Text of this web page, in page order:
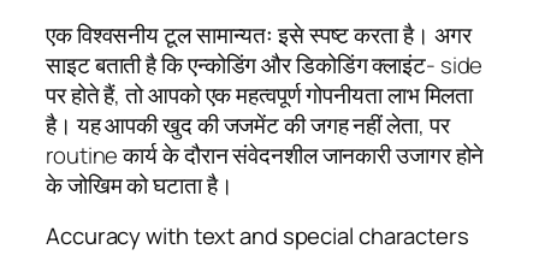
एक विश्वसनीय टूल सामान्यतः इसे स्पष्ट करता है। अगर
साइट बताती है कि एन्कोडिंग और डिकोडिंग क्लाइंट- side
पर होते हैं, तो आपको एक महत्वपूर्ण गोपनीयता लाभ मिलता
है। यह आपकी खुद की जजमेंट की जगह नहीं लेता, पर
routine कार्य के दौरान संवेदनशील जानकारी उजागर होने
के जोखिम को घटाता है।
Accuracy with text and special characters